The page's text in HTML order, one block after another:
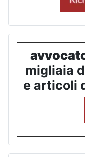
migliaia
e articoli